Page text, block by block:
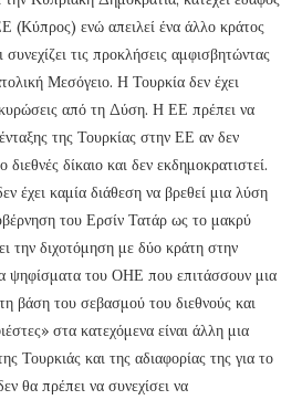
(Κύπρος) ενώ απειλεί ένα άλλο κράτος
τις προκλήσεις αμφισβητώντας
Μεσόγειο. Η Τουρκία δεν έχει
κυρώσεις από τη Δύση. Η ΕΕ πρέπει να
της Τουρκίας στην ΕΕ αν δεν
δίκαιο και δεν εκδημοκρατιστεί.
έχει καμία διάθεση να βρεθεί μια λύση
του Ερσίν Τατάρ ως το μακρύ
την διχοτόμηση με δύο κράτη στην
ψηφίσματα του ΟΗΕ που επιτάσσουν μια
βάση του σεβασμού του διεθνούς και
στα κατεχόμενα είναι άλλη μια
Τουρκιάς και της αδιαφορίας της για το
θα πρέπει να συνεχίσει να